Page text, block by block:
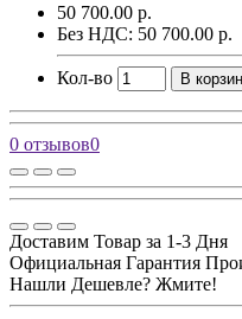
50 700.00 р.
Без НДС: 50 700.00 р.
Кол-во В
0 отзывов0
Доставим Товар за 1-3 Дня
Официальная Гарантия
Нашли Дешевле? Жмите!